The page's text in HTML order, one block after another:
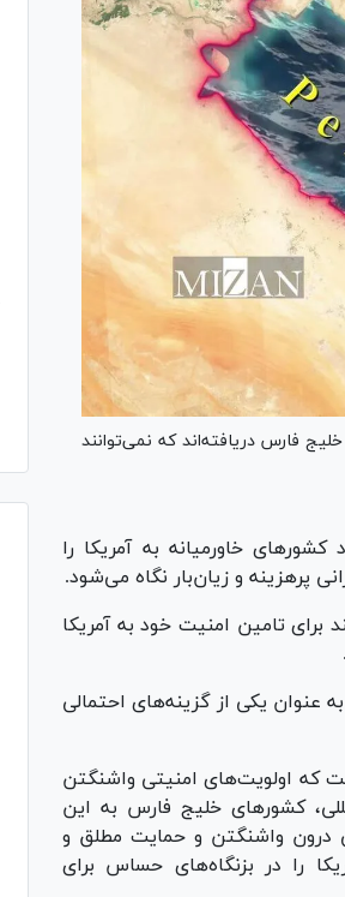
فارس دریافته‌اند که نمی‌توانند
خاورمیانه به آمریکا را
پرهزینه و زیان‌بار نگاه می‌شود.
برای تامین امنیت خود به آمریکا
عنوان یکی از گزینه‌های احتمالی
که اولویت‌های امنیتی واشنگتن
کشور‌های خلیج فارس به این
درون واشنگتن و حمایت مطلق و
را در بزنگاه‌های حساس برای